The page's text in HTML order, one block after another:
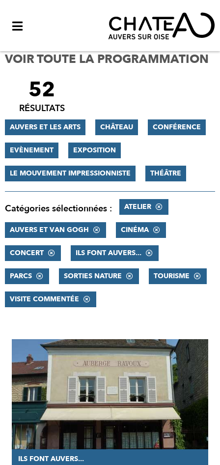
VOIR TOUTE LA PROGRAMMATION
FILTRER
RÉSULTATS
52
RÉSULTATS
AUVERS ET LES ARTS CHÂTEAU CONFÉRENCE
EVÈNEMENT EXPOSITION
LE MOUVEMENT IMPRESSIONNISTE THÉÂTRE
Catégories sélectionnées : ATELIER
AUVERS ET VAN GOGH CINÉMA
CONCERT ILS FONT AUVERS...
PARCS SORTIES NATURE TOURISME
VISITE COMMENTÉE
RÉSULTATS
ILS FONT AUVERS...